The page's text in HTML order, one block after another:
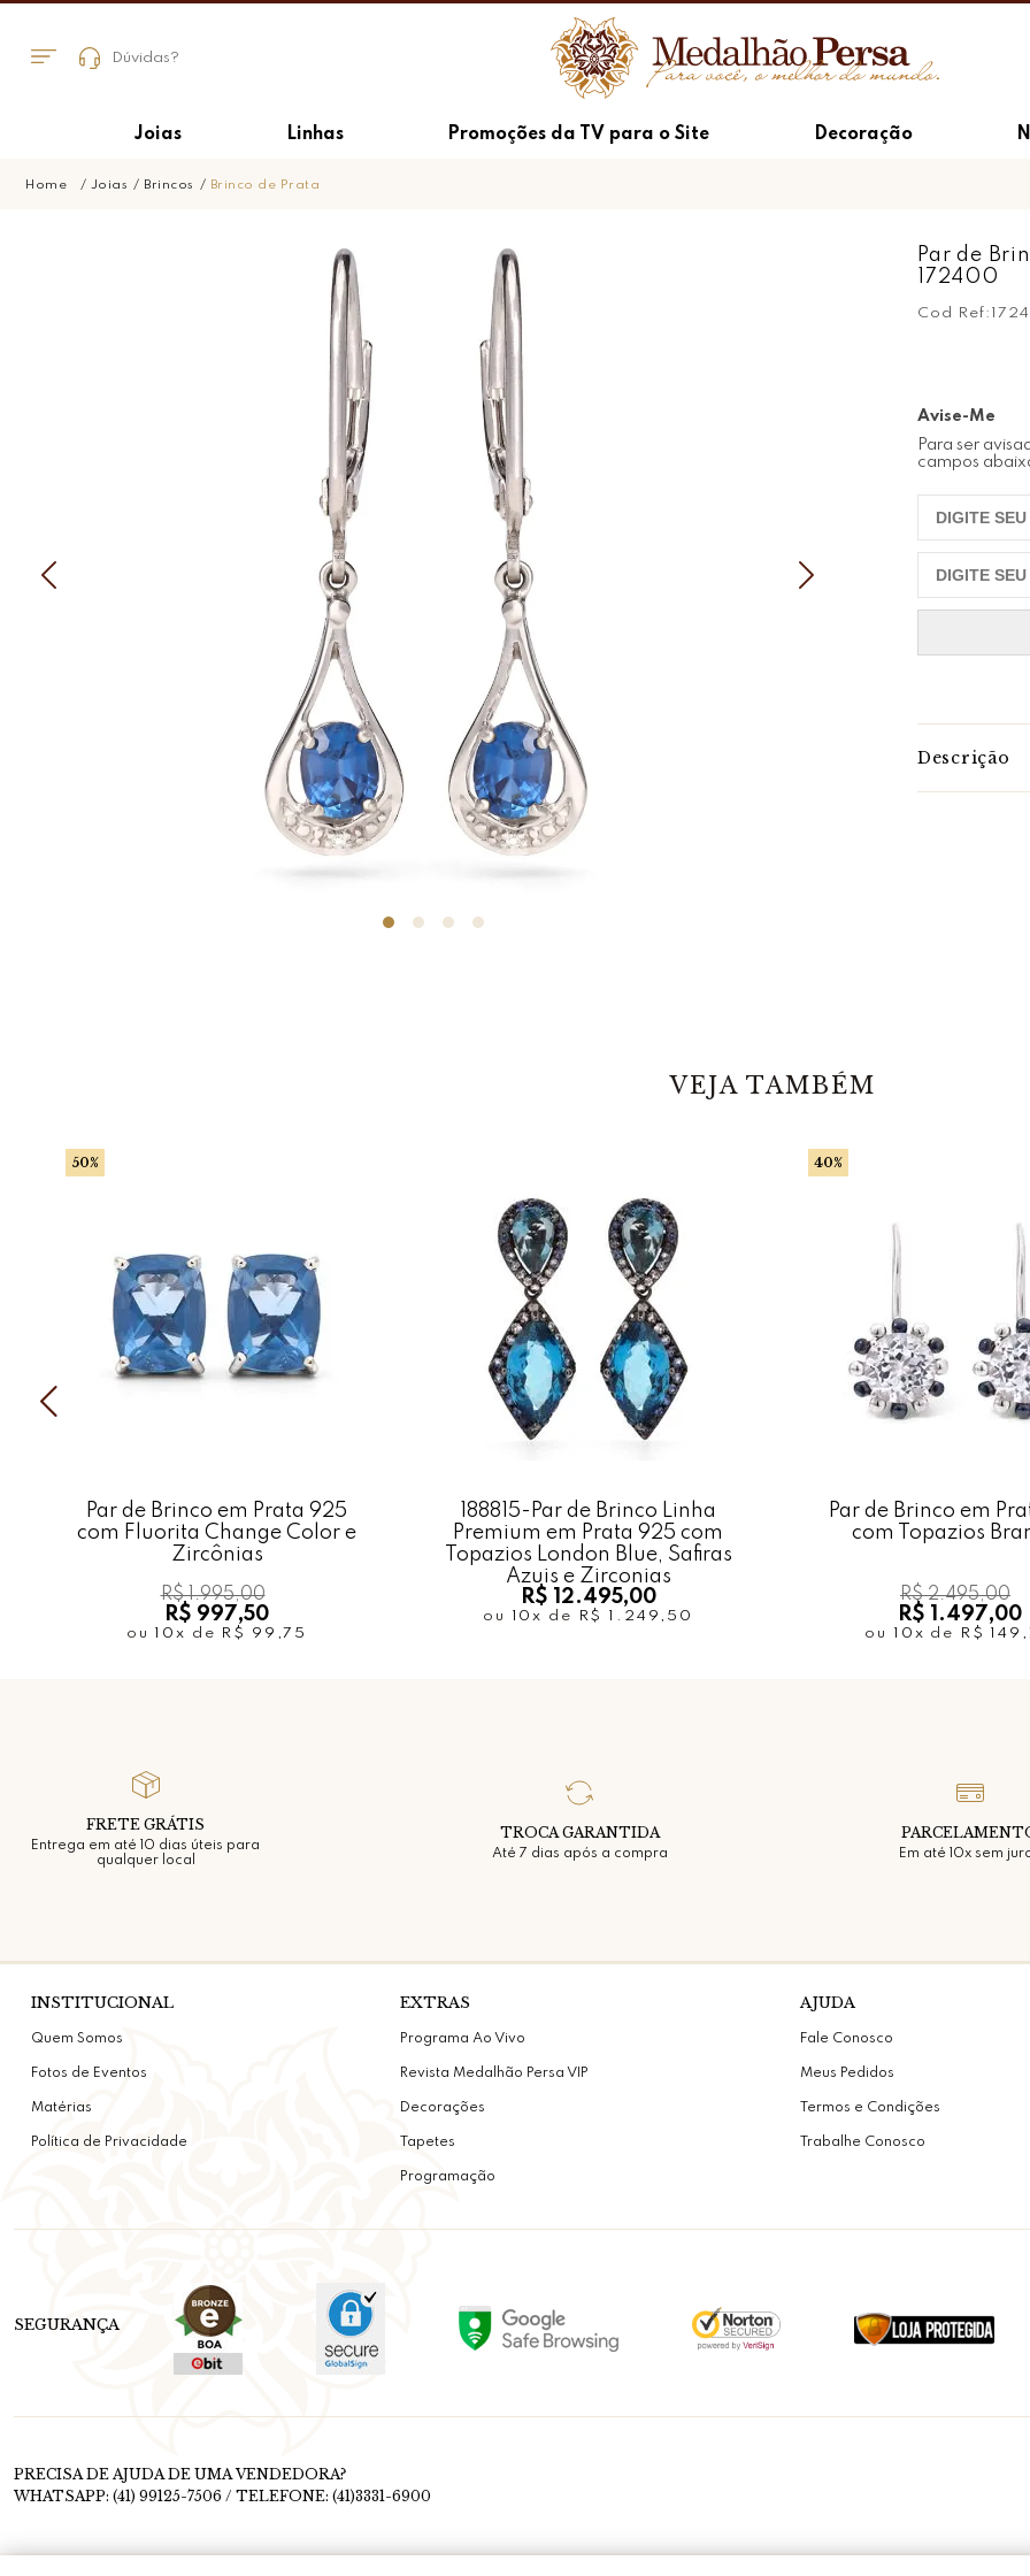
Dúvidas?
Joias Linhas Promoções da TV para o Site Decoração
Joias Brincos Brinco de Prata
Par de
172400
Cod Ref:
Avise-Me
Para ser
campos
Descrição
Kianita:
Estrutura em:
Acabamento:
*Gemas
VEJA TAMBÉM
50%
Par de Brinco em Prata 925
com Fluorita Change Color e
Zircônias
R$ 1.995,00
R$ 997,50
ou 10x de R$ 99,75
188815-Par de Brinco Linha
Premium em Prata 925 com
Topazios London Blue, Safiras
Azuis e Zirconias
R$ 12.495,00
ou 10x de R$ 1.249,50
40%
Par de Brinco em
com Topazios
R$ 2.495,00
R$ 1.497,00
ou 10x de R$
FRETE GRÁTIS
Entrega em até 10 dias úteis para
qualquer local
TROCA GARANTIDA
Até 7 dias após a compra Em até 10x sem
INSTITUCIONAL
Quem Somos
Fotos de Eventos
Matérias
Política de Privacidade
EXTRAS
Programa Ao Vivo
Revista Medalhão Persa VIP
Decorações
Tapetes
Programação
AJUDA
Fale Conosco
Meus Pedidos
Termos e Condições
Trabalhe Conosco
SEGURANÇA
PRECISA DE AJUDA DE UMA VENDEDORA?
WHATSAPP: (41) 99125-7506 / TELEFONE: (41)3331-6900